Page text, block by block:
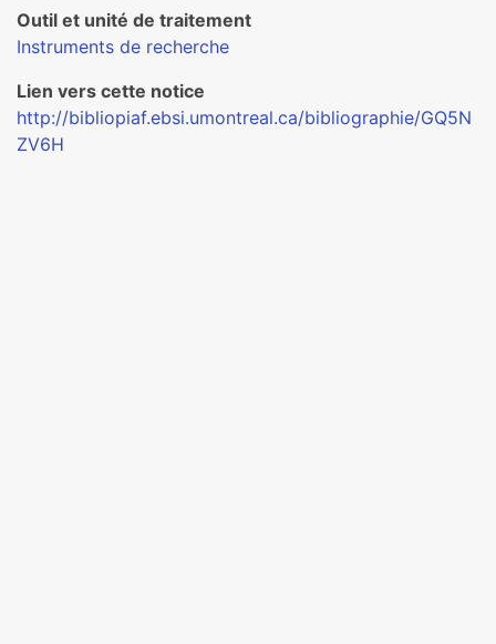
Outil et unité de traitement
Instruments de recherche
Lien vers cette notice
http://bibliopiaf.ebsi.umontreal.ca/bibliographie/GQ5N
ZV6H